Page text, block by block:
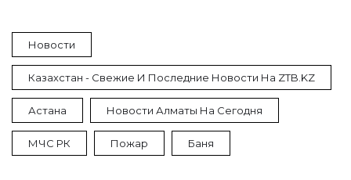
Новости
Казахстан - Свежие И Последние Новости На ZTB.KZ
Астана Новости Алматы На Сегодня
МЧС РК Пожар Баня